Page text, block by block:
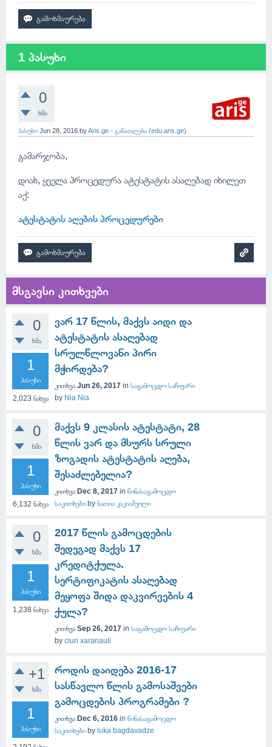
1 პასუხი
0
ხმა
პასუხი Jun 28, 2016 byAris.ge - განათლება (edu.aris.ge)
გამარჯობა,
დიახ, ყველა პროცედურა ატესტატის ასაღებად იხილეთ
აქ:
ატესტატის აღების პროცედურები
მსგავსი კითხვები
0
ხმა
1
პასუხი
2,023 ნახვა
ვარ 17 წლის, მაქვს აიდი და
ატესტატის ასაღებად
სრულწლოვანი პირი
მჭირდება?
კითხვა Jun 26, 2017 in საგამოცდო საჩივარი
by Nia Nia
0
ხმა
1
პასუხი
6,132 ნახვა
მაქვს 9 კლასის ატესტატი, 28
წლის ვარ და მსურს სრული
ზოგადის ატესტატის აღება,
შესაძლებელია?
კითხვა Dec 8, 2017 in წინასაგამოცდო
საკითხები by ნათია კაკიაშვილი
0
ხმა
1
პასუხი
1,238 ნახვა
2017 წლის გამოცდების
შედეგად მაქვს 17
კრედიტქულა.
სერტიფიკატის ასაღებად
მეყოფა შიდა დაკვირვების 4
ქულა?
კითხვა Sep 26, 2017 in საგამოცდო საჩივარი
by ciuri xaranauli
+1
ხმა
1
პასუხი
როდის დაიდება 2016-17
სასწავლო წლის გამოსაშვები
გამოცდების პროგრამები ?
კითხვა Dec 6, 2016 in წინასაგამოცდო
საკითხები by luka bagdavadze